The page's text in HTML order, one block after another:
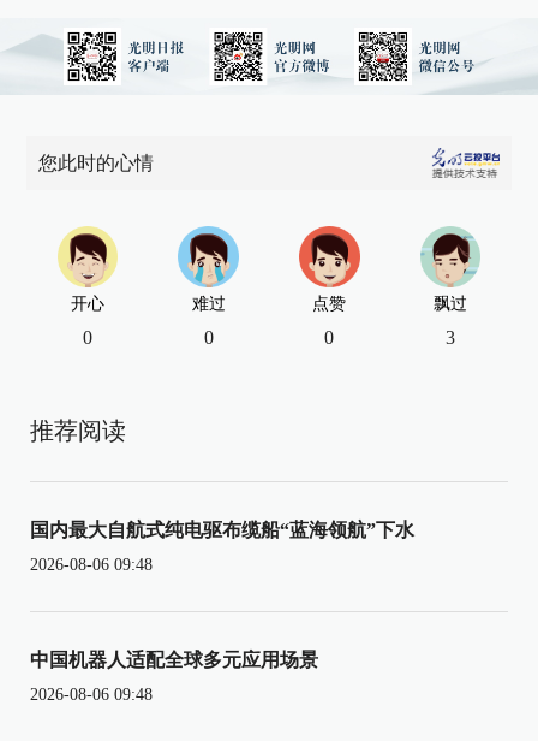
您此时的心情
开心
0
难过
0
点赞
0
飘过
3
推荐阅读
国内最大自航式纯电驱布缆船“蓝海领航”下水
2026-08-06 09:48
中国机器人适配全球多元应用场景
2026-08-06 09:48